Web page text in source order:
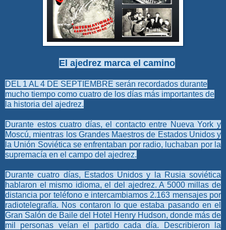
El ajedrez marca el camino
DEL 1 AL 4 DE SEPTIEMBRE serán recordados durante
mucho tiempo como cuatro de los días más importantes de
la historia del ajedrez.
Durante estos cuatro días, el contacto entre Nueva York y
Moscú, mientras los Grandes Maestros de Estados Unidos y
la Unión Soviética se enfrentaban por radio, luchaban por la
supremacía en el campo del ajedrez.
Durante cuatro días, Estados Unidos y la Rusia soviética
hablaron el mismo idioma, el del ajedrez. A 5000 millas de
distancia por teléfono e intercambiamos 2.163 mensajes por
radiotelegrafía. Nos contaron lo que estaba pasando en el
Gran Salón de Baile del Hotel Henry Hudson, donde más de
mil personas veían el partido cada día. Describieron la